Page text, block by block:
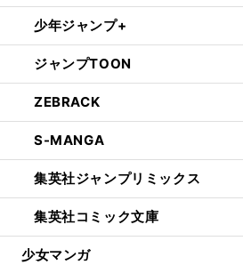
少年ジャンプ+
ジャンプTOON
ZEBRACK
S-MANGA
集英社ジャンプリミックス
集英社コミック文庫
少女マンガ